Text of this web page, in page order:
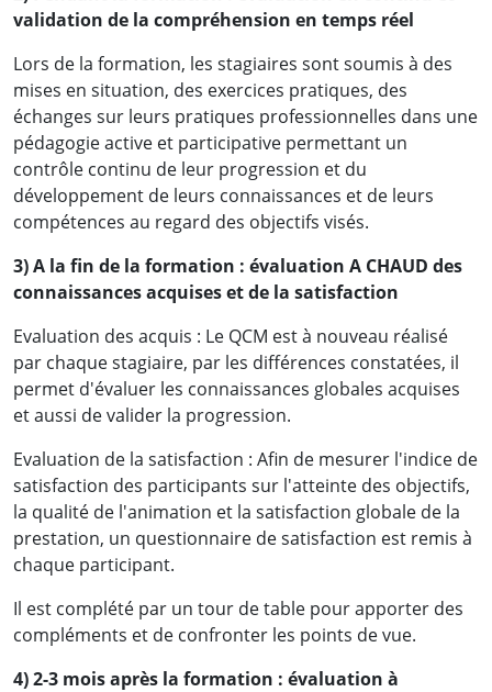
validation de la compréhension en temps réel
Lors de la formation, les stagiaires sont soumis à des
mises en situation, des exercices pratiques, des
échanges sur leurs pratiques professionnelles dans une
pédagogie active et participative permettant un
contrôle continu de leur progression et du
développement de leurs connaissances et de leurs
compétences au regard des objectifs visés.
3) A la fin de la formation : évaluation A CHAUD des
connaissances acquises et de la satisfaction
Evaluation des acquis : Le QCM est à nouveau réalisé
par chaque stagiaire, par les différences constatées, il
permet d'évaluer les connaissances globales acquises
et aussi de valider la progression.
Evaluation de la satisfaction : Afin de mesurer l'indice de
satisfaction des participants sur l'atteinte des objectifs,
la qualité de l'animation et la satisfaction globale de la
prestation, un questionnaire de satisfaction est remis à
chaque participant.
Il est complété par un tour de table pour apporter des
compléments et de confronter les points de vue.
4) 2-3 mois après la formation : évaluation à